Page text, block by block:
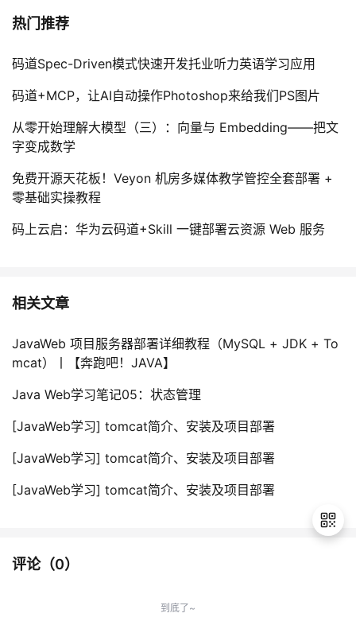
热门推荐
码道Spec-Driven模式快速开发托业听力英语学习应用
码道+MCP，让AI自动操作Photoshop来给我们PS图片
从零开始理解大模型（三）：向量与 Embedding——把文
字变成数学
免费开源天花板！Veyon 机房多媒体教学管控全套部署 +
零基础实操教程
码上云启：华为云码道+Skill 一键部署云资源 Web 服务
相关文章
JavaWeb 项目服务器部署详细教程（MySQL + JDK + To
mcat）丨【奔跑吧！JAVA】
Java Web学习笔记05：状态管理
[JavaWeb学习] tomcat简介、安装及项目部署
[JavaWeb学习] tomcat简介、安装及项目部署
[JavaWeb学习] tomcat简介、安装及项目部署
评论（0）
到底了~